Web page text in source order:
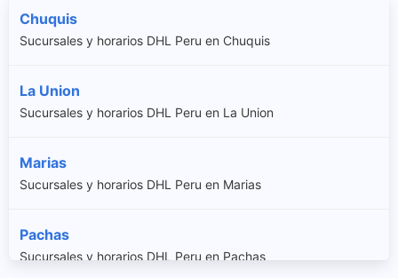
Chuquis
Sucursales y horarios DHL Peru en Chuquis
La Union
Sucursales y horarios DHL Peru en La Union
Marias
Sucursales y horarios DHL Peru en Marias
Pachas
Sucursales y horarios DHL Peru en Pachas